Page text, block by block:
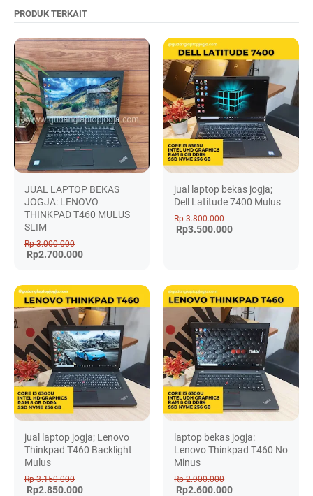
PRODUK TERKAIT
JUAL LAPTOP BEKAS
JOGJA: LENOVO
THINKPAD T460 MULUS
SLIM
Rp 3.000.000
Rp2.700.000
jual laptop bekas jogja;
Dell Latitude 7400 Mulus
Rp 3.800.000
Rp3.500.000
jual laptop jogja; Lenovo
Thinkpad T460 Backlight
Mulus
Rp 3.150.000
Rp2.850.000
laptop bekas jogja:
Lenovo Thinkpad T460 No
Minus
Rp 2.900.000
Rp2.600.000